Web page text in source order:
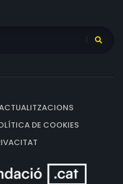
DE COOKIES